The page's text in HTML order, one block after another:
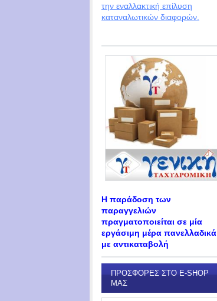
την εναλλακτική επίλυση
καταναλωτικών διαφορών.
Η παράδοση των
παραγγελιών
πραγματοποιείται σε μία
εργάσιμη μέρα πανελλαδικά
με αντικαταβολή
ΠΡΟΣΦΟΡΈΣ ΣΤΟ E-SHOP
ΜΑΣ